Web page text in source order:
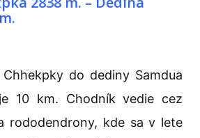
do dediny Samdua
10 km. Chodník vedie cez
rododendrony, kde sa v lete